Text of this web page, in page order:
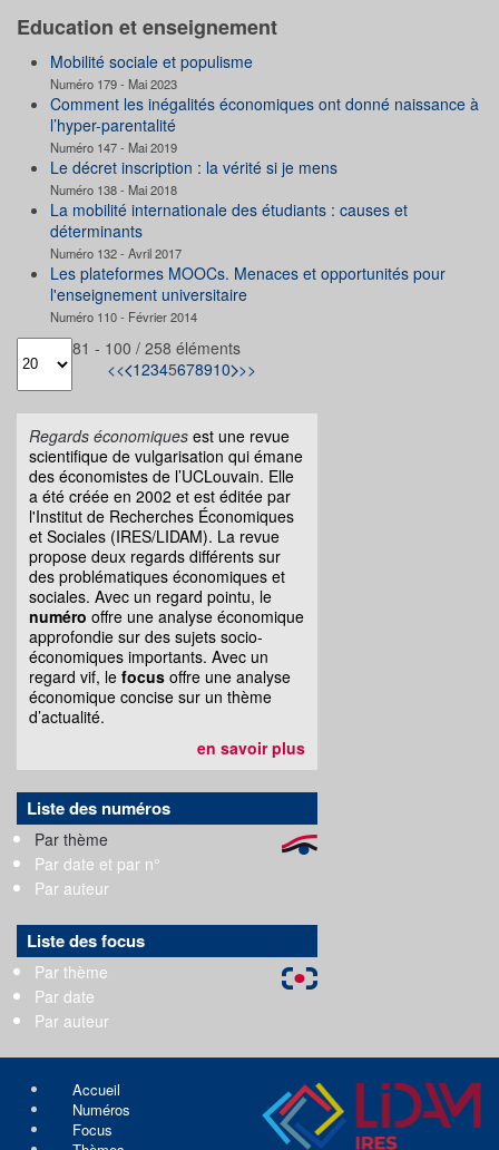
Education et enseignement
Mobilité sociale et populisme
Numéro 179 - Mai 2023
Comment les inégalités économiques ont donné naissance à
l’hyper-parentalité
Numéro 147 - Mai 2019
Le décret inscription : la vérité si je mens
Numéro 138 - Mai 2018
La mobilité internationale des étudiants : causes et
déterminants
Numéro 132 - Avril 2017
Les plateformes MOOCs. Menaces et opportunités pour
l'enseignement universitaire
Numéro 110 - Février 2014
81 - 100 / 258 éléments
<< 12345678910 >>
Regards économiques est une revue
scientifique de vulgarisation qui émane
des économistes de l’UCLouvain. Elle
a été créée en 2002 et est éditée par
l'Institut de Recherches Économiques
et Sociales (IRES/LIDAM). La revue
propose deux regards différents sur
des problématiques économiques et
sociales. Avec un regard pointu, le
numéro offre une analyse économique
approfondie sur des sujets socio-
économiques importants. Avec un
regard vif, le focus offre une analyse
économique concise sur un thème
d’actualité.
en savoir plus
Liste des numéros
Par thème
Par date et par n°
Par auteur
Liste des focus
Par thème
Par date
Par auteur
Accueil
Numéros
Focus